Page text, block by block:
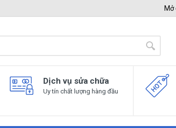
Mở
Dịch vụ sửa chữa
Uy tín chất lượng hàng đầu